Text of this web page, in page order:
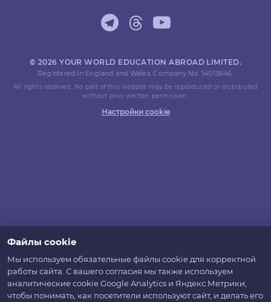
© 2026 YOUR WORLD EDUCATION ABROAD LIMITED.
Registered in England and Wales. Company No. 14013646.
All rights reserved. No part of this website may be reproduced or distributed
without prior written permission.
Настройки cookie
Файлы cookie
Мы используем обязательные файлы cookie для корректной
работы сайта. С вашего согласия мы также используем
аналитические cookie Google Analytics и Яндекс.Метрики,
чтобы понимать, как посетители используют сайт, и делать его